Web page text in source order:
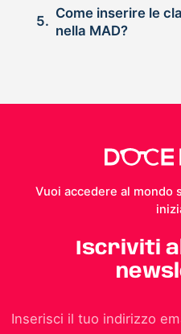
5.
Come inserire le classi di
nella MAD?
Vuoi accedere al mondo
Iscriviti